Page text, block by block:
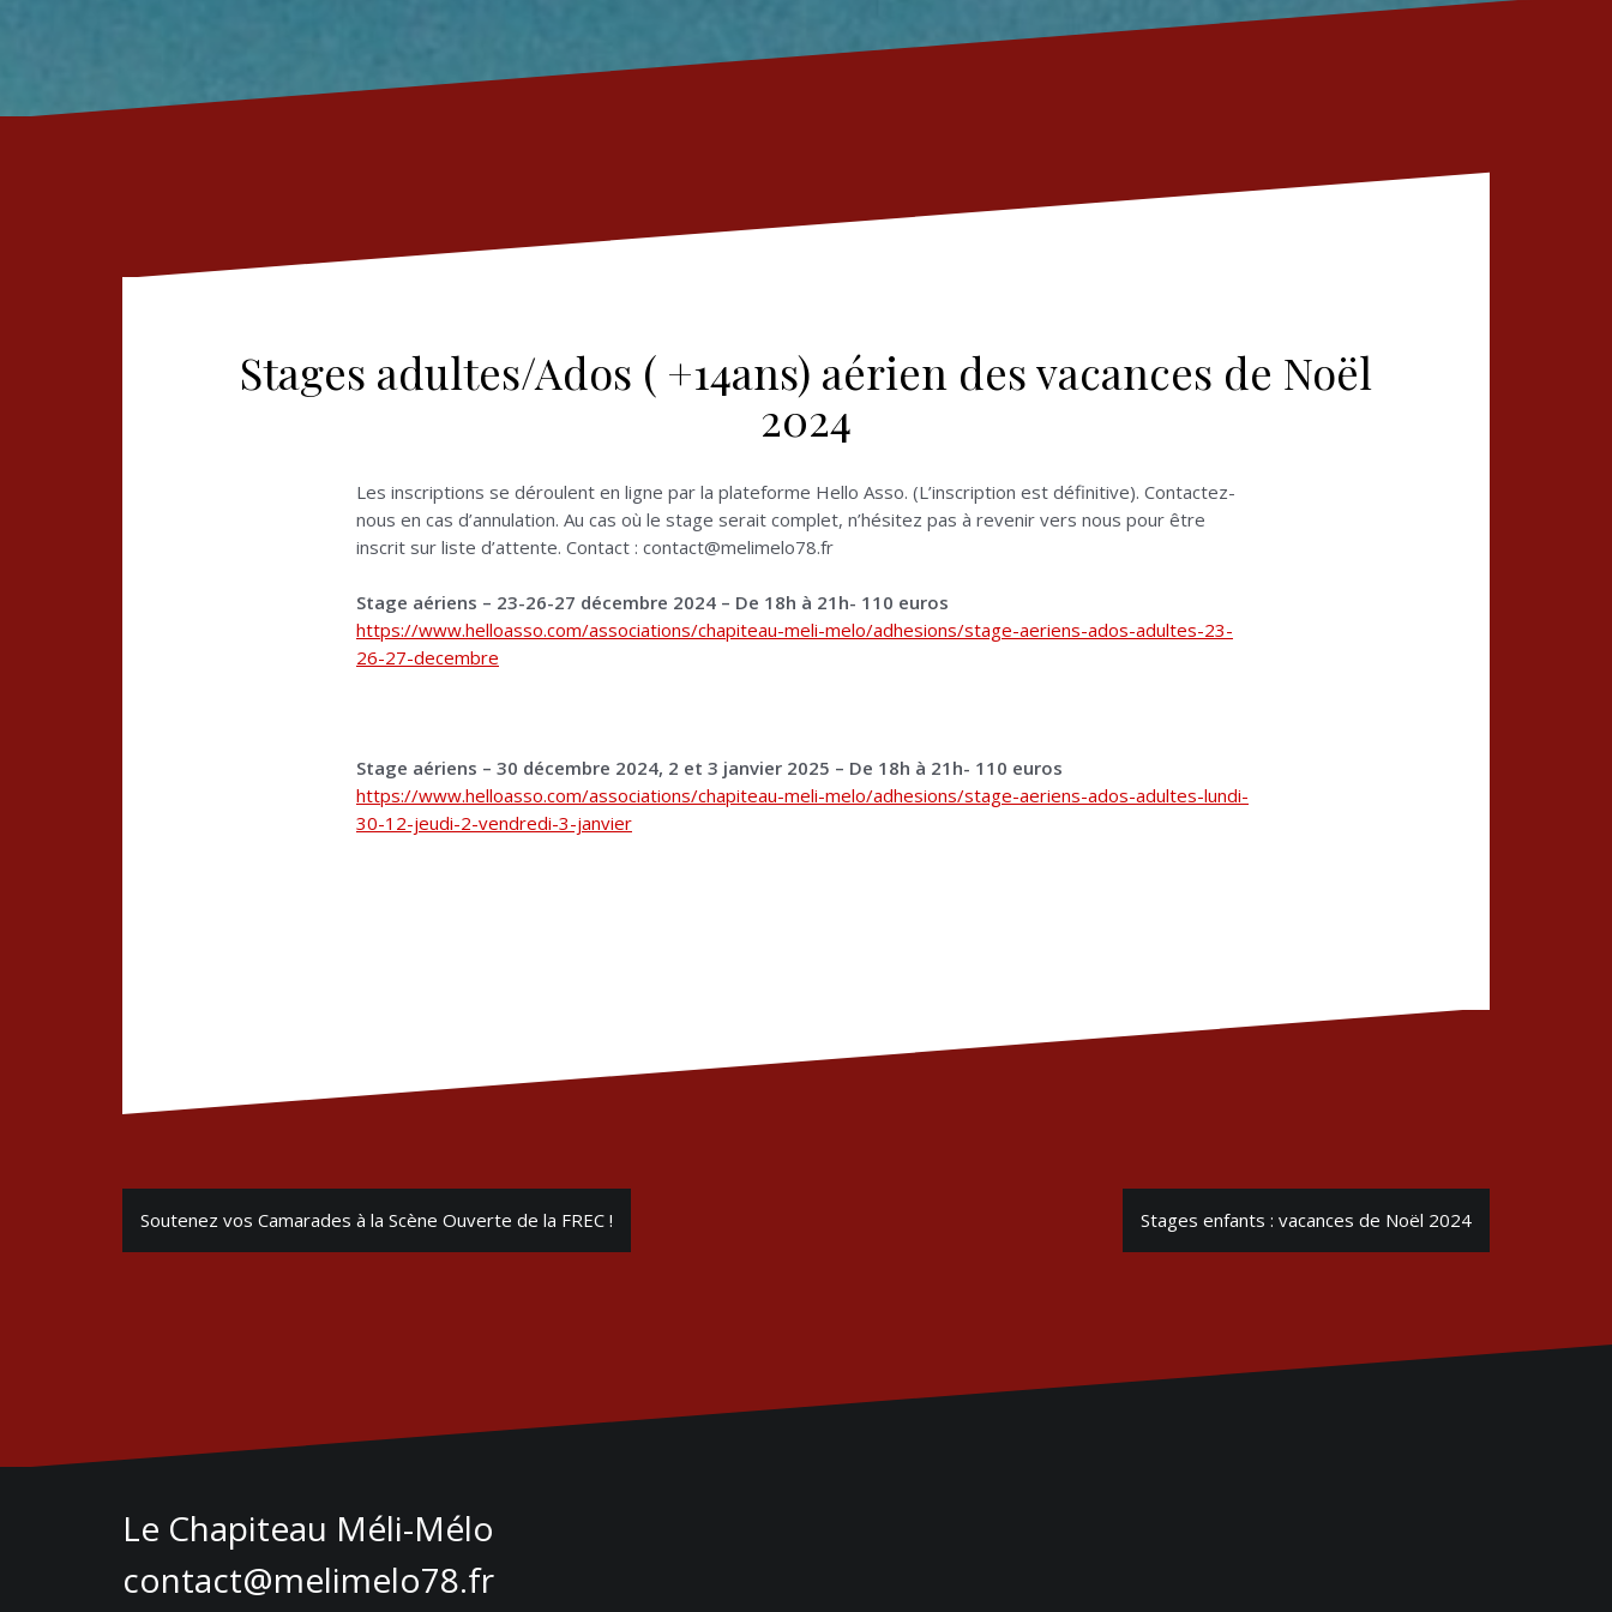
Stages adultes/Ados ( +14ans) aérien des vacances de Noël
2024
Les inscriptions se déroulent en ligne par la plateforme Hello Asso. (L’inscription est définitive). Contactez-
nous en cas d’annulation. Au cas où le stage serait complet, n’hésitez pas à revenir vers nous pour être
inscrit sur liste d’attente. Contact : contact@melimelo78.fr
Stage aériens – 23-26-27 décembre 2024 – De 18h à 21h- 110 euros
https://www.helloasso.com/associations/chapiteau-meli-melo/adhesions/stage-aeriens-ados-adultes-23-
26-27-decembre
Stage aériens – 30 décembre 2024, 2 et 3 janvier 2025 – De 18h à 21h- 110 euros
https://www.helloasso.com/associations/chapiteau-meli-melo/adhesions/stage-aeriens-ados-adultes-lundi-
30-12-jeudi-2-vendredi-3-janvier
Navigation
de
Soutenez vos Camarades à la Scène Ouverte de la FREC ! Stages enfants : vacances de Noël 2024
Le Chapiteau Méli-Mélo
contact@melimelo78.fr